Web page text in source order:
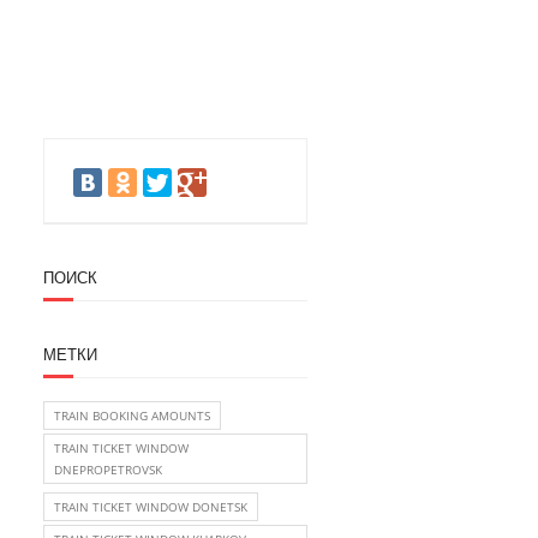
ПОИСК
МЕТКИ
TRAIN BOOKING AMOUNTS
TRAIN TICKET WINDOW
DNEPROPETROVSK
TRAIN TICKET WINDOW DONETSK